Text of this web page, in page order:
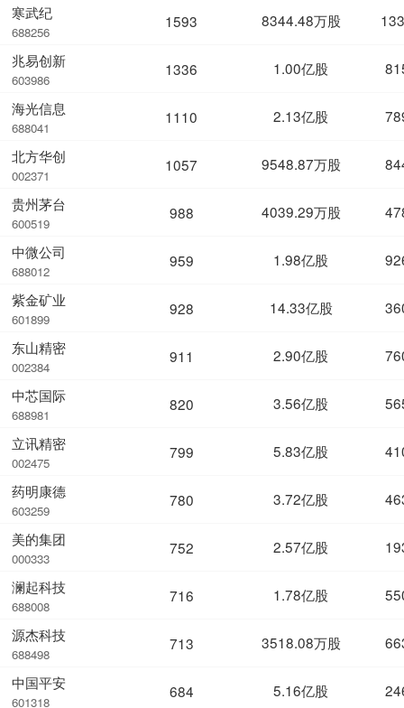
寒武纪
688256
兆易创新
603986
海光信息
688041
北方华创
002371
贵州茅台
600519
中微公司
688012
紫金矿业
601899
东山精密
002384
中芯国际
688981
立讯精密
002475
药明康德
603259
美的集团
000333
澜起科技
688008
源杰科技
688498
中国平安
601318
1593 8344.48万股
1336 1.00亿股
1110 2.13亿股
1057 9548.87万股
988 4039.29万股
959 1.98亿股
928 14.33亿股
911 2.90亿股
820 3.56亿股
799 5.83亿股
780 3.72亿股
752 2.57亿股
716 1.78亿股
713 3518.08万股
684 5.16亿股